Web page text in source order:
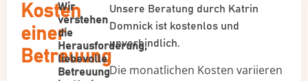
Kosten
einer
Betreuung
Wir
verstehen
die
Herausforderung,
liebevolle
Betreuung
Unsere Beratung durch Katrin
Domnick ist kostenlos und
unverbindlich.
Die monatlichen Kosten variieren